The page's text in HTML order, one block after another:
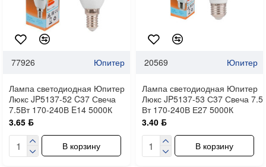
77926 Юпитер
Лампа светодиодная Юпитер
Люкс JP5137-52 C37 Свеча
7.5Вт 170-240В E14 5000К
3.65 ƃ
В корзину
20569 Юпитер
Лампа светодиодная Юпитер
Люкс JP5137-53 С37 Свеча 7.5
Вт 170-240В Е27 5000К
3.40 ƃ
В корзину